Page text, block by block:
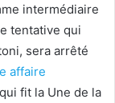
intermédiaire
tentative qui
sera arrêté
affaire
fit la Une de la